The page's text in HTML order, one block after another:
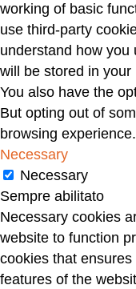
working of basic
use third-party
understand how you
will be stored in
You also have the
But opting out of
browsing experience.
Necessary
Necessary
Sempre abilitato
Necessary cookies
website to function
cookies that
features of the